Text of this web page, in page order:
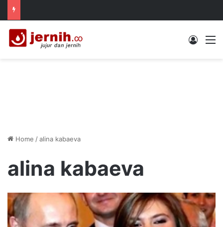
Log In
Home /alina kabaeva
alina kabaeva